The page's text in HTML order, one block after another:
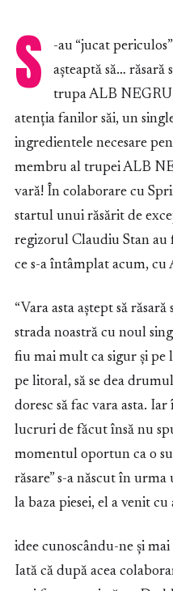
S
-au “jucat
așteaptă să… răsară
trupa ALB NEGRU
atenția fanilor săi, un
ingredientele necesare
membru al trupei ALB
vară! În colaborare cu
startul unui răsărit de
regizorul Claudiu Stan au
ce s-a întâmplat acum,
“Vara asta aștept să răsară
strada noastră cu noul
fiu mai mult ca sigur și pe
pe litoral, să se dea
doresc să fac vara asta.
lucruri de făcut însă nu
momentul oportun ca o
răsare” s-a născut în
la baza piesei, el a venit cu
idee cunoscându-ne și
Iată că după acea